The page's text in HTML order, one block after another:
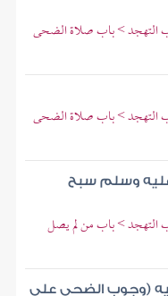
التهجد > باب صلاة الضحى
التهجد > باب صلاة الضحى
عليه وسلم سبح
التهجد > باب من لم يصل
(وجوب الضحى على